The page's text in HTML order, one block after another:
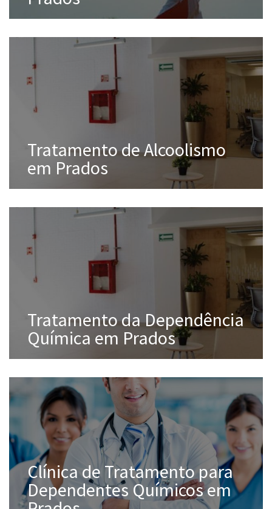
Tratamento de Alcoolismo
em Prados
Tratamento da Dependência
Química em Prados
Clínica de Tratamento para
Dependentes Químicos em